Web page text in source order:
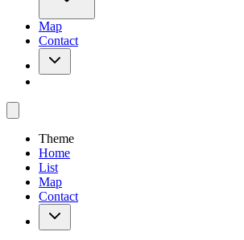
Map
Contact
Theme
Home
List
Map
Contact